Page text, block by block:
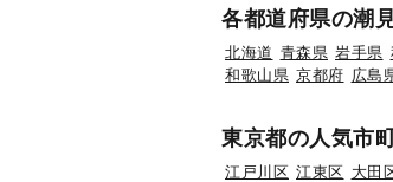
各都道府県の潮
北海道 青森県 岩手県
和歌山県 京都府 広島
東京都の人気市
江戸川区 江東区 大田